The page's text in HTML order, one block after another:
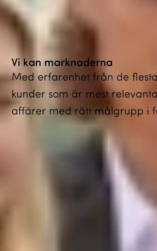
Vi kan marknaderna
Med erfarenhet från de
kunder som är mest
affärer med rätt målgrupp i